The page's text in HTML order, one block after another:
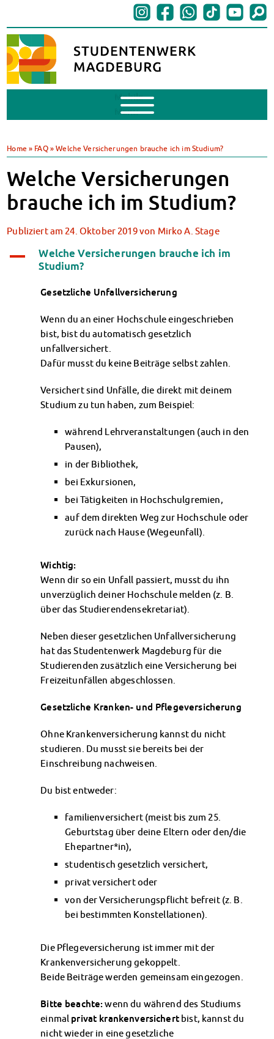
Mobile
Menu
BAföG beantragen
BAföG-FAQs
Dokumente
BAföG-Sprechstunden
Kredite & Stipendien
Mensen & Cafeterien
Heute in unseren Mensen
JoGo – Studibar + Eventspace
Mensa-FAQs
AnsprechpartnerInnen
Wohnen
Wohnheime in Magdeburg
Wohnheime in Wernigerode
MIT einander – FÜR einander
Wohnheimtutoren
Schadensmeldung
Wohnen-FAQ
Dokumente
Soziales & Beratung
Rückerstattung Semesterbeitrag
PsychoSoziale Beratung
Kursangebote
Rechtsberatung
Chatberatung
FAQs Soziales & Beratung
Dokumente
Kultur & Internationales
Wohnen für Internationals
IKUS und InterKultiTreff
Kulturförderung
KreativWorkshops
AnsprechpartnerInnen
Kinderbetreuung
Kita CampusKids
Voranmeldung KiTa-Platz
Randzeitenbetreuung
Nutzungsbedingungen
Infopoints & Beratungscenter
Beratungstermine im Überblick
Unsere Organisation
Verwaltungsrat
Personalrat
Lageplan
Home » FAQ»Welche Versicherungen brauche ich im Studium?
Welche Versicherungen
brauche ich im Studium?
Publiziert am 24. Oktober 2019von Mirko A. Stage
A
Welche Versicherungen brauche ich im
Studium?
Gesetzliche Unfallversicherung
Wenn du an einer Hochschule eingeschrieben
bist, bist du automatisch gesetzlich
unfallversichert.
Dafür musst du keine Beiträge selbst zahlen.
Versichert sind Unfälle, die direkt mit deinem
Studium zu tun haben, zum Beispiel:
während Lehrveranstaltungen (auch in den
Pausen),
in der Bibliothek,
bei Exkursionen,
bei Tätigkeiten in Hochschulgremien,
auf dem direkten Weg zur Hochschule oder
zurück nach Hause (Wegeunfall).
Wichtig:
Wenn dir so ein Unfall passiert, musst du ihn
unverzüglich deiner Hochschule melden (z. B.
über das Studierendensekretariat).
Neben dieser gesetzlichen Unfallversicherung
hat das Studentenwerk Magdeburg für die
Studierenden zusätzlich eine Versicherung bei
Freizeitunfällen abgeschlossen.
Gesetzliche Kranken- und Pflegeversicherung
Ohne Krankenversicherung kannst du nicht
studieren. Du musst sie bereits bei der
Einschreibung nachweisen.
Du bist entweder:
familienversichert (meist bis zum 25.
Geburtstag über deine Eltern oder den/die
Ehepartner*in),
studentisch gesetzlich versichert,
privat versichert oder
von der Versicherungspflicht befreit (z. B.
bei bestimmten Konstellationen).
Die Pflegeversicherung ist immer mit der
Krankenversicherung gekoppelt.
Beide Beiträge werden gemeinsam eingezogen.
Bitte beachte: wenn du während des Studiums
einmal privat krankenversichertbist, kannst du
nicht wieder in eine gesetzliche